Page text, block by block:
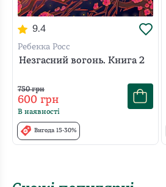
9.4
Ребекка Росс
Незгасний вогонь. Книга 2
750грн
600 грн
В наявності
Вигода 15-30%